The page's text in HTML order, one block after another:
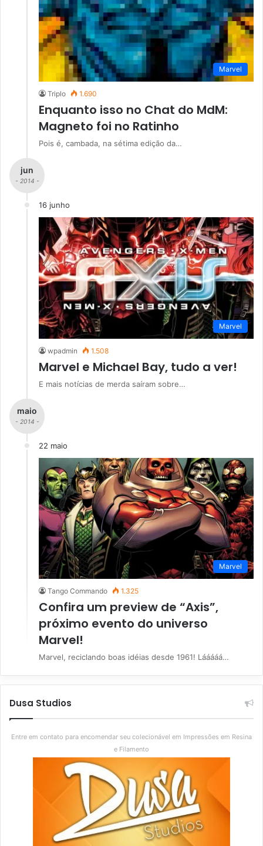
Marvel
Triplo 1.690
Enquanto isso no Chat do MdM:
Magneto foi no Ratinho
Pois é, cambada, na sétima edição da…
jun
- 2014 -
16 junho
Marvel
wpadmin 1.508
Marvel e Michael Bay, tudo a ver!
E mais notícias de merda saíram sobre…
maio
- 2014 -
22 maio
Marvel
Tango Commando 1.325
Confira um preview de “Axis”,
próximo evento do universo
Marvel!
Marvel, reciclando boas idéias desde 1961! Lááááá…
Dusa Studios
Entre em contato para encomendar seu colecionável em Impressões em Resina
e Filamento